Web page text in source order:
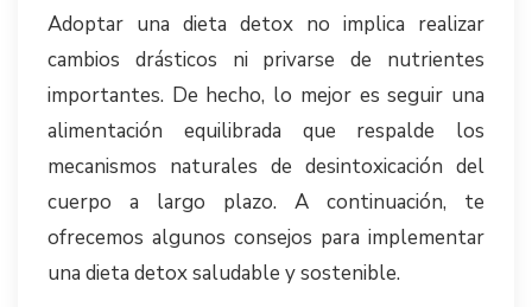
Adoptar una dieta detox no implica realizar
cambios drásticos ni privarse de nutrientes
importantes. De hecho, lo mejor es seguir una
alimentación equilibrada que respalde los
mecanismos naturales de desintoxicación del
cuerpo a largo plazo. A continuación, te
ofrecemos algunos consejos para implementar
una dieta detox saludable y sostenible.